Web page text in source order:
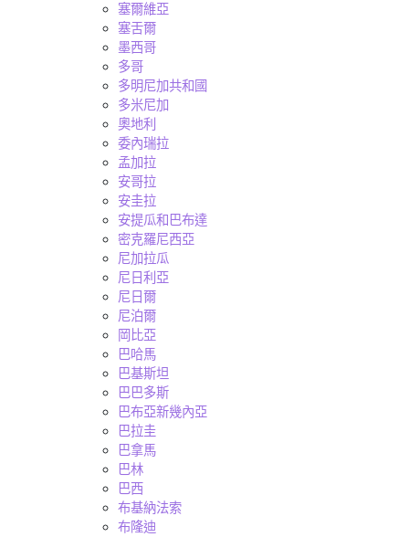
塞爾維亞
塞舌爾
墨西哥
多哥
多明尼加共和國
多米尼加
奧地利
委內瑞拉
孟加拉
安哥拉
安圭拉
安提瓜和巴布達
密克羅尼西亞
尼加拉瓜
尼日利亞
尼日爾
尼泊爾
岡比亞
巴哈馬
巴基斯坦
巴巴多斯
巴布亞新幾內亞
巴拉圭
巴拿馬
巴林
巴西
布基納法索
布隆迪